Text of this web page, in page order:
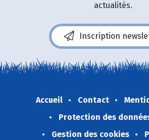
actualités.
Inscription
Accueil Contact
Protection des
Gestion des cookies